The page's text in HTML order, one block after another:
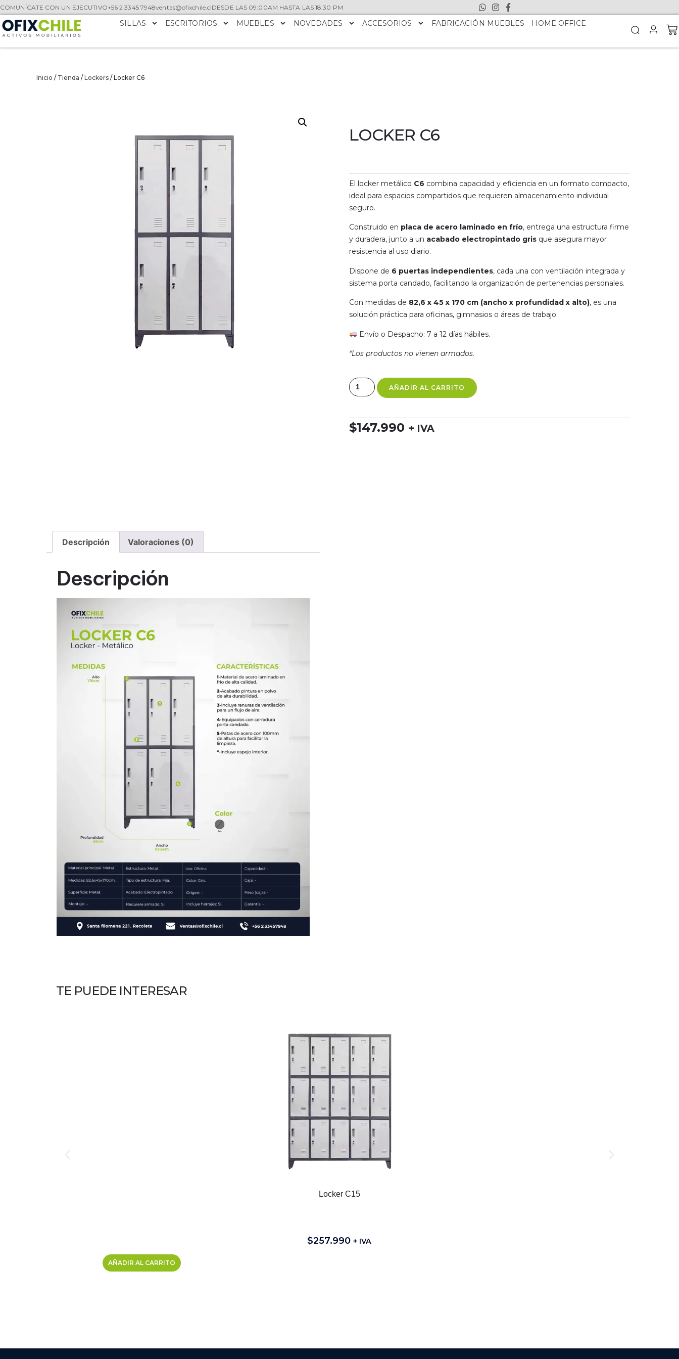
COMUNÍCATE CON UN EJECUTIVO+56 2 3345 7948ventas@ofixchile.clDESDE LAS 09:00AM HASTA LAS 18:30 PM
SILLAS ESCRITORIOS MUEBLES NOVEDADES ACCESORIOS FABRICACIÓN MUEBLES HOME OFFICE
Inicio / Tienda / Lockers / Locker C6
Descripción Valoraciones (0)
Descripción
LOCKER C6
El locker metálico C6 combina capacidad y eficiencia en un formato compacto,
ideal para espacios compartidos que requieren almacenamiento individual
seguro.
Construido en placa de acero laminado en frío, entrega una estructura firme
y duradera, junto a un acabado electropintado grisque asegura mayor
resistencia al uso diario.
Dispone de 6 puertas independientes, cada una con ventilación integrada y
sistema porta candado, facilitando la organización de pertenencias personales.
Con medidas de 82,6 x 45 x 170 cm (ancho x profundidad x alto), es una
solución práctica para oficinas, gimnasios o áreas de trabajo.
Envío o Despacho: 7 a 12 días hábiles.
*Los productos no vienen armados.
AÑADIR AL CARRITO
$147.990 + IVA
TE PUEDE INTERESAR
Locker C15
$257.990 + IVA
AÑADIR AL CARRITO